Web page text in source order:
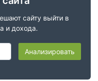
сайту выйти в
и дохода.
Анализировать